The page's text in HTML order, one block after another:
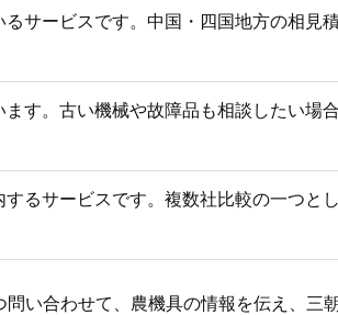
サービスです。中国・四国地方の相見
す。古い機械や故障品も相談したい場
るサービスです。複数社比較の一つと
い合わせて、農機具の情報を伝え、三